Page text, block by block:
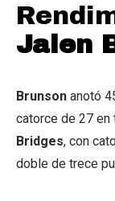
Jalen
Brunson anotó
catorce de 27 en
Bridges, con
doble de trece